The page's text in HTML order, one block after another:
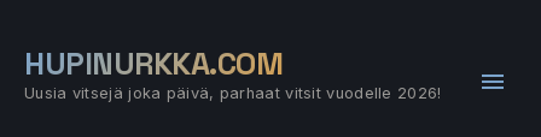
sisältöön
HUPINURKKA.COM
Uusia vitsejä joka päivä, parhaat vitsit vuodelle 2026!